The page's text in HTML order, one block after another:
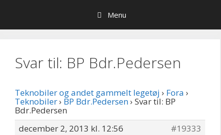
indhold
Menu
Svar til: BP Bdr.Pedersen
Teknobiler og andet gammelt legetøj › Fora ›
Teknobiler› BP Bdr.Pedersen› Svar til: BP
Bdr.Pedersen
december 2, 2013 kl. 12:56
#19333